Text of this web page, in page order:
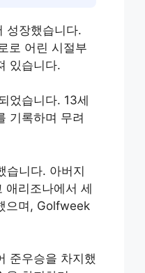
성장했습니다.
로 어린 시절부
있습니다.
었습니다. 13세
기록하며 무려
습니다. 아버지
애리조나에서 세
으며, Golfweek
준우승을 차지했